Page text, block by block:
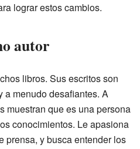
lograr estos cambios.
autor
libros. Sus escritos son
a menudo desafiantes. A
muestran que es una persona
conocimientos. Le apasiona
prensa, y busca entender los